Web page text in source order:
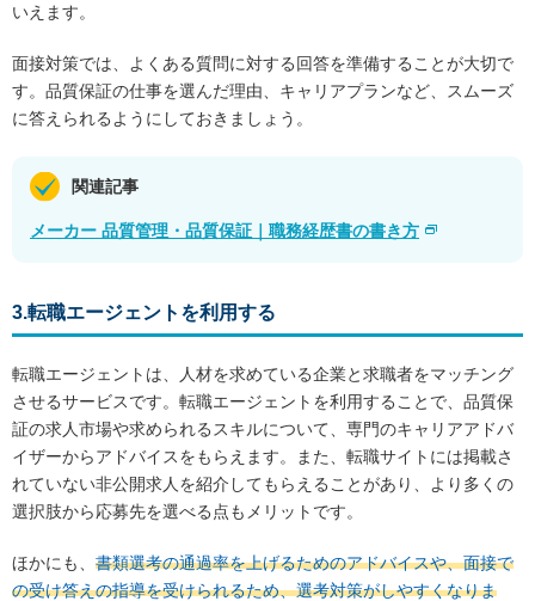
いえます。
面接対策では、よくある質問に対する回答を準備することが大切で
す。品質保証の仕事を選んだ理由、キャリアプランなど、スムーズ
に答えられるようにしておきましょう。
関連記事
メーカー 品質管理・品質保証｜職務経歴書の書き方
3.転職エージェントを利用する
転職エージェントは、人材を求めている企業と求職者をマッチング
させるサービスです。転職エージェントを利用することで、品質保
証の求人市場や求められるスキルについて、専門のキャリアアドバ
イザーからアドバイスをもらえます。また、転職サイトには掲載さ
れていない非公開求人を紹介してもらえることがあり、より多くの
選択肢から応募先を選べる点もメリットです。
ほかにも、 書類選考の通過率を上げるためのアドバイスや、面接で
の受け答えの指導を受けられるため、選考対策がしやすくなりま